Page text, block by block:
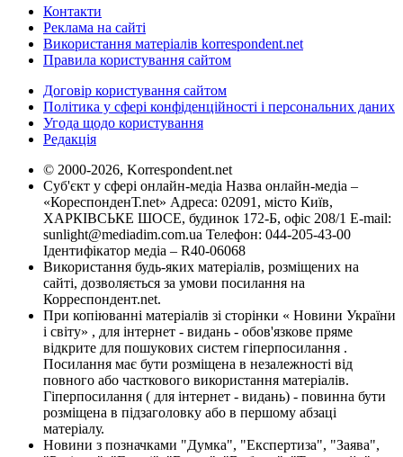
Контакти
Реклама на сайті
Використання матеріалів korrespondent.net
Правила користування сайтом
Договір користування сайтом
Політика у сфері конфіденційності і персональних даних
Угода щодо користування
Редакція
© 2000-2026, Korrespondent.net
Суб'єкт у сфері онлайн-медіа Назва онлайн-медіа –
«КореспонденТ.net» Адреса: 02091, місто Київ,
ХАРКІВСЬКЕ ШОСЕ, будинок 172-Б, офіс 208/1 E-mail:
sunlight@mediadim.com.ua Телефон: 044-205-43-00
Ідентифікатор медіа – R40-06068
Використання будь-яких матеріалів, розміщених на
сайті, дозволяється за умови посилання на
Корреспондент.net.
При копіюванні матеріалів зі сторінки « Новини України
і світу» , для інтернет - видань - обов'язкове пряме
відкрите для пошукових систем гіперпосилання .
Посилання має бути розміщена в незалежності від
повного або часткового використання матеріалів.
Гіперпосилання ( для інтернет - видань) - повинна бути
розміщена в підзаголовку або в першому абзаці
матеріалу.
Новини з позначками "Думка", "Експертиза", "Заява",